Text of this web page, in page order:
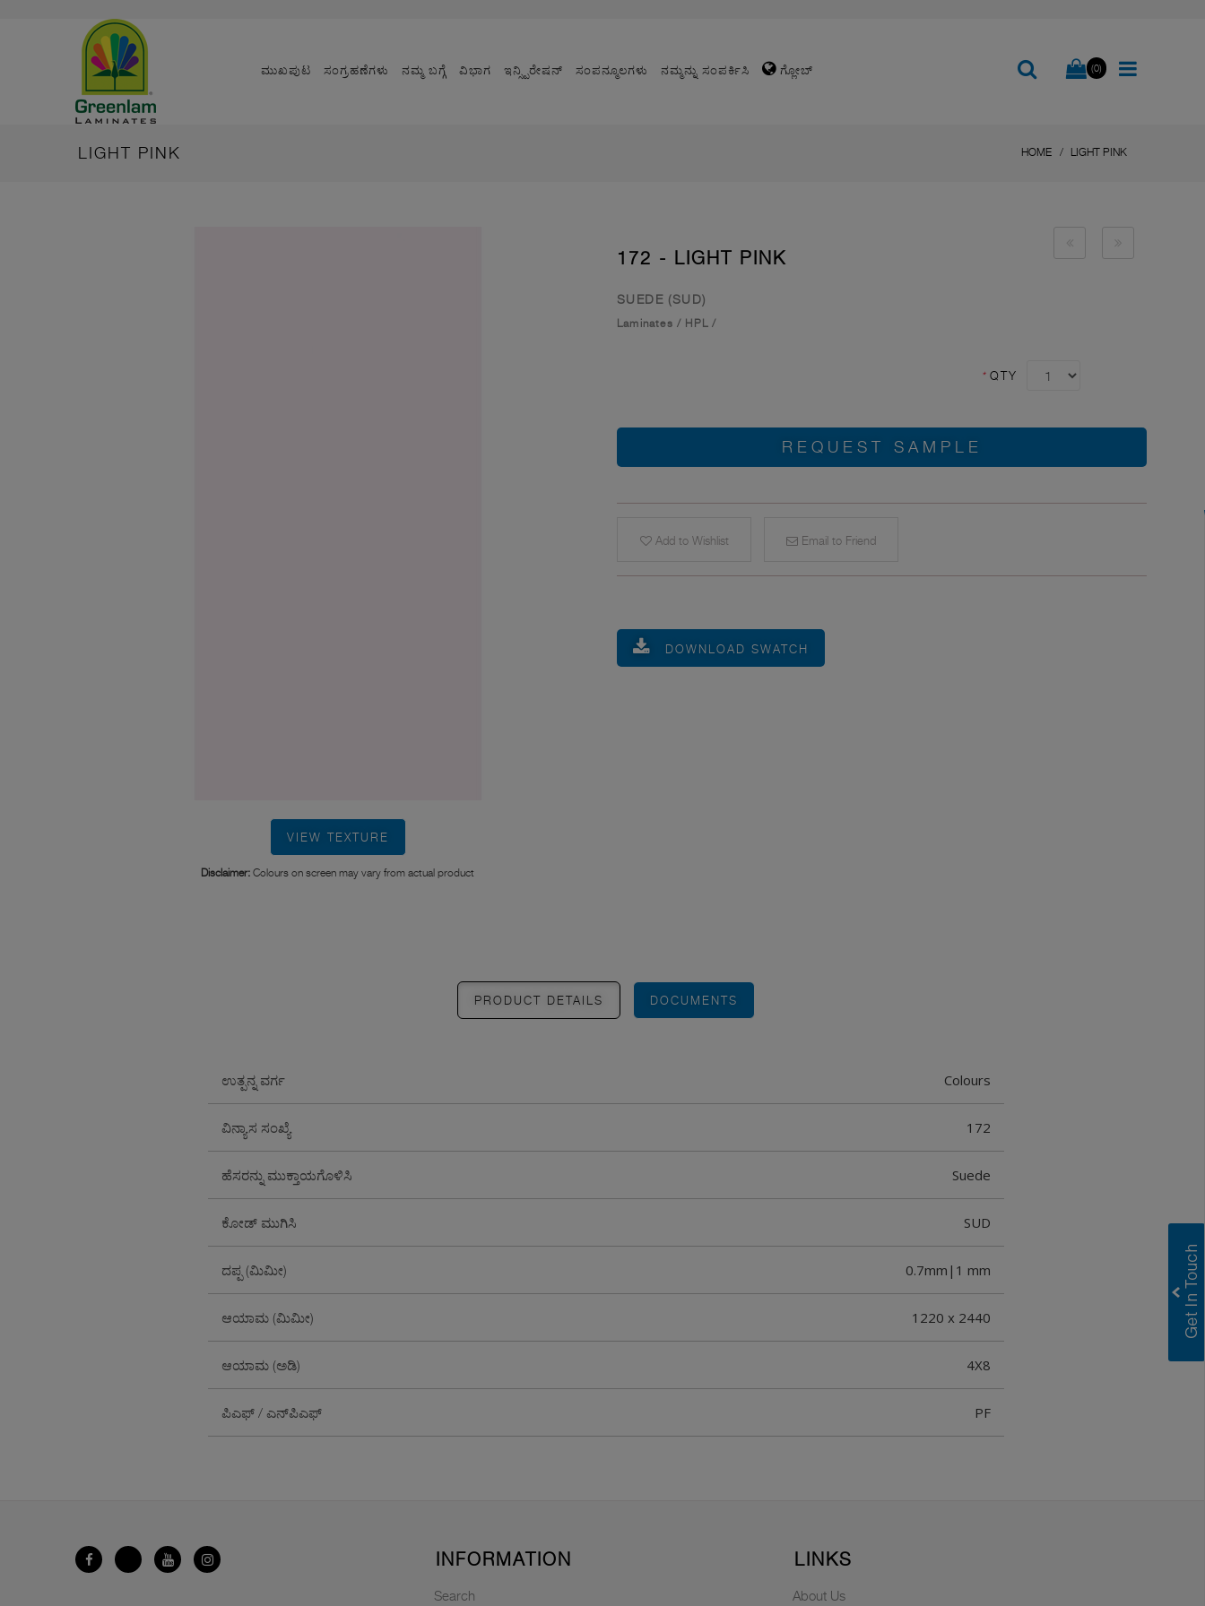
ಮುಖಪುಟ ಸಂಗ್ರಹಣೆಗಳು ನಮ್ಮ ಬಗ್ಗೆ ವಿಭಾಗ ಇನ್ಸ್ಪಿರೇಷನ್ ಸಂಪನ್ಮೂಲಗಳು ನಮ್ಮನ್ನು ಸಂಪರ್ಕಿಸಿ ಗ್ಲೋಬ್ (0)
LIGHT PINK HOME LIGHT PINK
VIEW TEXTURE
Disclaimer: Colours on screen may vary from actual product
172 - LIGHT PINK
SUEDE (SUD)
Laminates / HPL /
* QTY
REQUEST SAMPLE
Add to Wishlist Email to Friend
DOWNLOAD SWATCH
PRODUCT DETAILS DOCUMENTS
ಉತ್ಪನ್ನ ವರ್ಗ Colours
ವಿನ್ಯಾಸ ಸಂಖ್ಯೆ 172
ಹೆಸರನ್ನು ಮುಕ್ತಾಯಗೊಳಿಸಿ Suede
ಕೋಡ್ ಮುಗಿಸಿ SUD
ದಪ್ಪ (ಮಿಮೀ) 0.7mm|1 mm
ಆಯಾಮ (ಮಿಮೀ) 1220 x 2440
ಆಯಾಮ (ಅಡಿ) 4X8
ಪಿಎಫ್ / ಎನ್‌ಪಿಎಫ್ PF
INFORMATION
Search
LINKS
About Us